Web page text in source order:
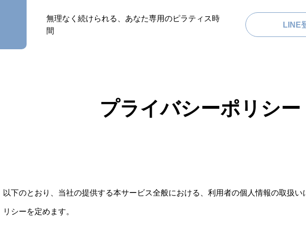
無理なく続けられる、あなた専用のピラティス時
間
LINE
プライバシーポリシー
以下のとおり、当社の提供する本サービス全般における、利用者の個人情報の取扱
リシーを定めます。